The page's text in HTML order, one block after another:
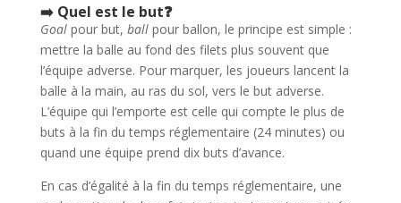
➡️ Quel est le but❓
Goal pour but, ball pour ballon, le principe est simple :
mettre la balle au fond des filets plus souvent que
l’équipe adverse. Pour marquer, les joueurs lancent la
balle à la main, au ras du sol, vers le but adverse.
L’équipe qui l’emporte est celle qui compte le plus de
buts à la fin du temps réglementaire (24 minutes) ou
quand une équipe prend dix buts d’avance.
En cas d’égalité à la fin du temps réglementaire, une